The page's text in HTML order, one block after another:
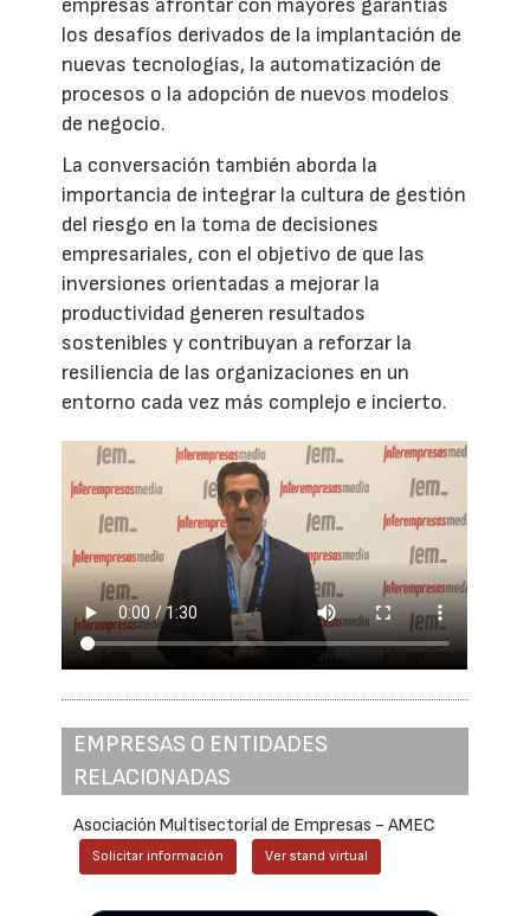
empresas afrontar con mayores garantías
los desafíos derivados de la implantación de
nuevas tecnologías, la automatización de
procesos o la adopción de nuevos modelos
de negocio.
La conversación también aborda la
importancia de integrar la cultura de gestión
del riesgo en la toma de decisiones
empresariales, con el objetivo de que las
inversiones orientadas a mejorar la
productividad generen resultados
sostenibles y contribuyan a reforzar la
resiliencia de las organizaciones en un
entorno cada vez más complejo e incierto.
EMPRESAS O ENTIDADES
RELACIONADAS
Asociación Multisectorial de Empresas - AMEC
Solicitar información Ver stand virtual